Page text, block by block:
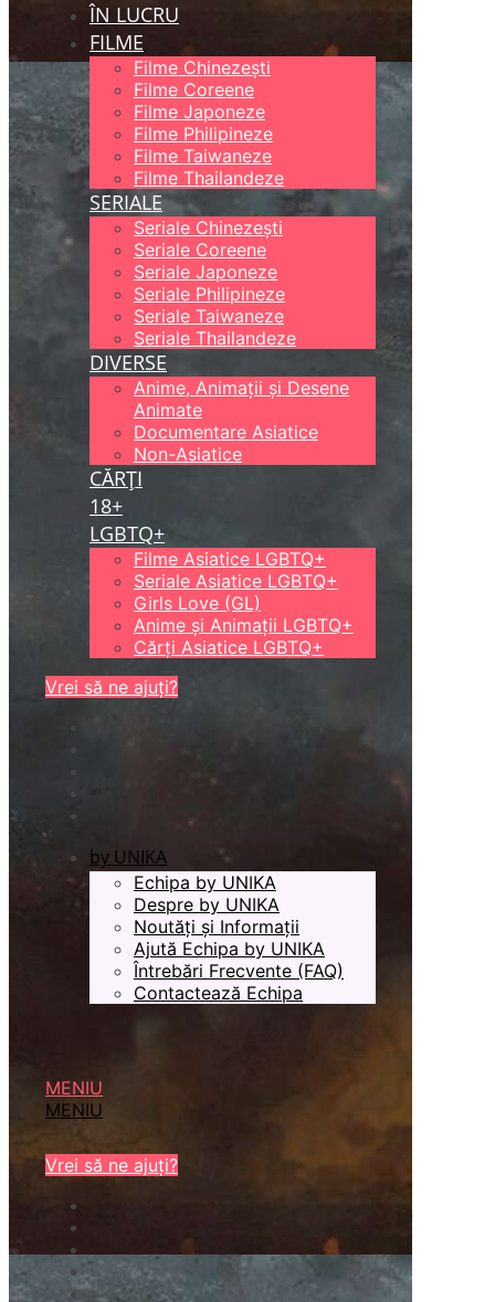
ÎN LUCRU
FILME
Filme Chinezești
Filme Coreene
Filme Japoneze
Filme Philipineze
Filme Taiwaneze
Filme Thailandeze
SERIALE
Seriale Chinezești
Seriale Coreene
Seriale Japoneze
Seriale Philipineze
Seriale Taiwaneze
Seriale Thailandeze
DIVERSE
Anime, Animații și Desene
Animate
Documentare Asiatice
Non-Asiatice
CĂRȚI
18+
LGBTQ+
Filme Asiatice LGBTQ+
Seriale Asiatice LGBTQ+
Girls Love (GL)
Anime și Animații LGBTQ+
Cărți Asiatice LGBTQ+
Vrei să ne ajuți?
by UNIKA
Echipa by UNIKA
Despre by UNIKA
Noutăți și Informații
Ajută Echipa by UNIKA
Întrebări Frecvente (FAQ)
Contactează Echipa
MENIU
MENIU
Vrei să ne ajuți?